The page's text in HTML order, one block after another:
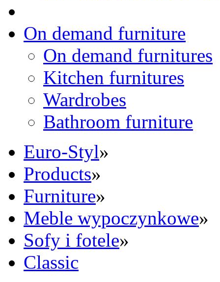
On demand furniture
On demand furnitures
Kitchen furnitures
Wardrobes
Bathroom furniture
Euro-Styl»
Products»
Furniture»
Meble wypoczynkowe»
Sofy i fotele»
Classic